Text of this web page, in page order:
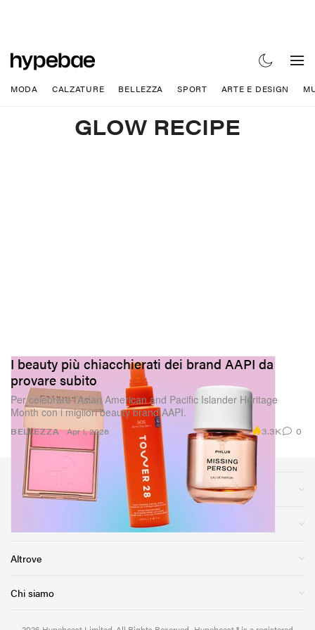
MODA CALZATURE BELLEZZA SPORT ARTE E DESIGN
GLOW RECIPE
BELLEZZA
I beauty più chiacchierati dei brand AAPI da
provare subito
Per celebrare l’Asian American and Pacific Islander Heritage
Month con i migliori beauty brand AAPI.
Apr 1, 2026 3.3K 0
Sezioni
Altrove
Chi siamo